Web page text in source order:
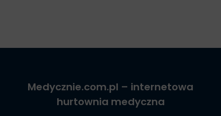
Medycznie.com.pl – internetowa
hurtownia medyczna